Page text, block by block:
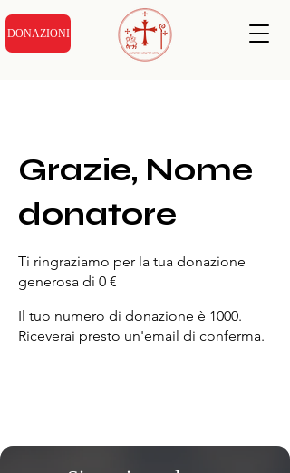
DONAZIONI
Grazie, Nome
donatore
Ti ringraziamo per la tua donazione
generosa di 0 €
Il tuo numero di donazione è 1000.
Riceverai presto un'email di conferma.